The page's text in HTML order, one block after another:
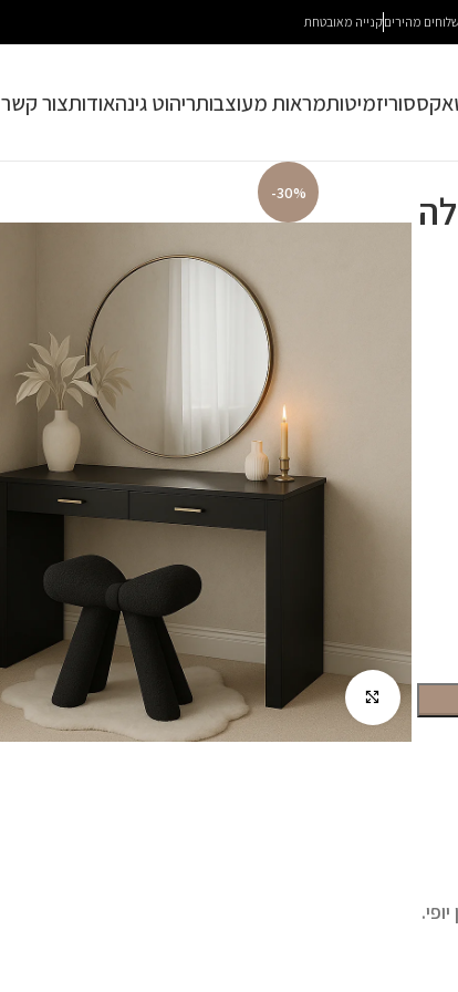
מהיריםקנייה מאובטחת
אקססוריזמיטותמראות מעוצבותריהוט גינהאודותצור קשר
-30%
לחץ להגדלה